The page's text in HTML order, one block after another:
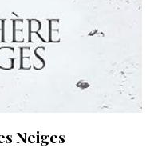
Neiges